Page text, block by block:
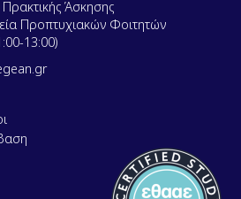
Άσκησης
Προπτυχιακών Φοιτητών
13:00)